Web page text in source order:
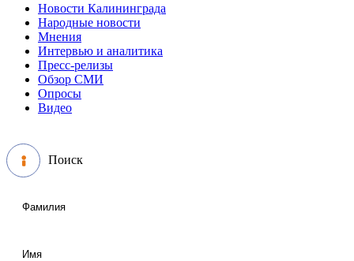
Новости Калининграда
Народные новости
Мнения
Интервью и аналитика
Пресс-релизы
Обзор СМИ
Опросы
Видео
Поиск